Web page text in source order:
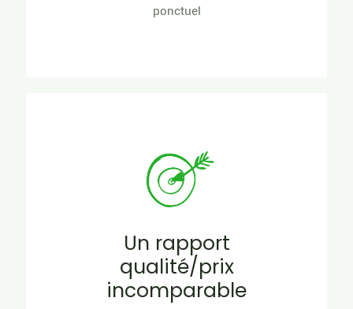
ponctuel
Un rapport
qualité/prix
incomparable